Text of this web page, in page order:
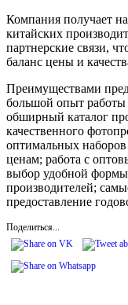
Компания получает
китайских
партнерские связи,
баланс цены и
Преимуществами
большой опыт работы
обширный каталог
качественного
оптимальных
ценам; работа с
выбор удобной
производителей;
предоставление
Поделиться...